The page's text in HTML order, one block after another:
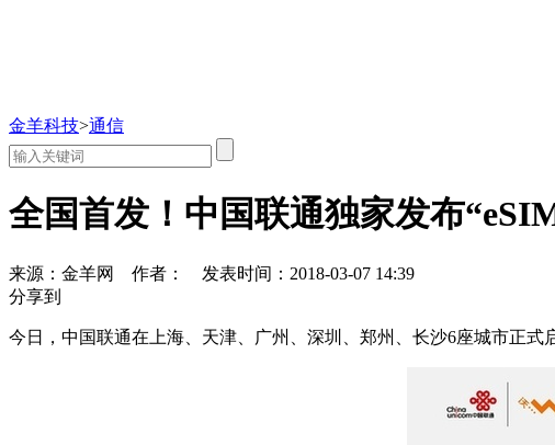
金羊科技>通信
全国首发！中国联通独家发布
来源：金羊网 作者：
发表时间：2018-03-07 14:39
分享到
今日，中国联通在上海、天津、广州、深圳、郑州、长沙6座城市正式